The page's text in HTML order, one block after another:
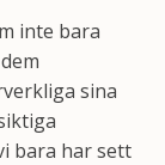
inte bara
sina
bara har sett